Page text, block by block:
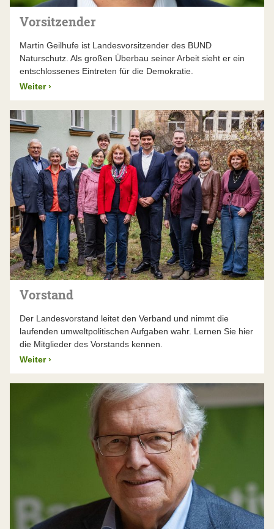
München, Nürnberg und Regensburg setzen die
Beschlüsse des Landesvorstands um. Sie stellen das
fachliche Knowhow für die Naturschutzarbeit in ganz
Bayern bereit, leisten die bayernweite Bildungs- und
Öffentlichkeitsarbeit und sorgen für die
gesamtverbandliche Organisation.
Aktuelle
Landesarbeitskreise
Wissen und Erfahrung in den gesamten Verband
fließen.
Schlagkraft:Der BUND Naturschutz ist mit seinen
76 Kreisgruppenüberall in Bayern präsent. Das
Projekten, Aktionen und Informationen – eine
enorme Schlagkraft in der Fläche. Damit nicht jede
Gruppe für sich alleine steht und “das Rad neu
erfinden” muss, braucht es Austausch und
Koordination zwischen den Gruppen – und eine
Bündelung bei überregional wichtigen Themen.
Deshalb gibt es sowohl lokal agierende
Kreisgruppen als auch eineüberregional
handelnde Landesebenein Form der landesweit
agierenden zentralen Geschäftsstellen.
Kontinuität:Naturschutz braucht oft einen langen
Atem. Manchmal benötigt es viele Jahre oder sogar
Jahrzehnte, bis ein Ziel erreicht ist. So dauerte es
über 30 Jahre, bis diefrei fließenden Donauvor
der Staustufenkanalisierung gerettet war. Andere
zum Beispiel der Nürnberger Reichswald, den wir
ebenfalls schon seit Jahrzehnten beschützen. Solch
langwierige Projekte übersteigen die (zeitlichen)
Hier braucht es ein verbindendes Element, das
viele Jahre hält, Ressourcen bündelt und
Menschen über Generationen hinweg
zusammenbringt – eine gemeinnützige
Organisation wie den BUND Naturschutz. Uns gibt
es seit über 110 Jahren, wir haben in dieser Zeit
viele bayerischeLandschaften gerettet
und Wirtschaft wissen, dass mit uns zu rechnen ist,
wenn die Natur unseren Schutz braucht, und dass
wir den nötigen langen Atem haben.
Die Funktionsweise des BUND Naturschutz
ermöglicht Teilhabe, Schlagkraft und Kontinuität.
Vorsitzender
Martin Geilhufe ist Landesvorsitzender des BUND
Naturschutz. Als großen Überbau seiner Arbeit sieht er ein
entschlossenes Eintreten für die Demokratie.
Weiter ›
Vorstand
Der Landesvorstand leitet den Verband und nimmt die
laufenden umweltpolitischen Aufgaben wahr. Lernen Sie hier
die Mitglieder des Vorstands kennen.
Weiter ›